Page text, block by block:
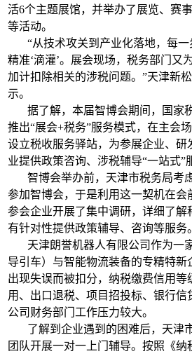
活6个主题展馆，并举办了展览、赛
等活动。
“从技术攻关到产业化落地，每一
精准‘滴灌’。展会现场，税务部门又
加计扣除相关的涉税问题。”天津新
示。
据了解，本届智博会期间，国家
推出“展会+税务”服务模式，在主会
设立税收服务驿站，为参展企业、研
业提供政策咨询、涉税辅导“一站式”
智博会举办前，天津市税务局考
参加智博会，于是利用这一契机在会
参会企业开展了集中调研，详细了解
有针对性提供政策辅导、咨询等服务。
天津朗誉机器人有限公司作为一
导引车）与智能物流装备的专精特新
出现失误而被扣分，纳税缴费信用等
用、出口退税、项目招投标、银行信
公司财务部门工作压力较大。
了解到企业遇到的困难后，天津
团队开展一对一上门辅导。按照《纳